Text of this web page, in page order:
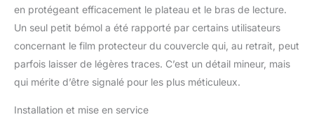
pour les auditeurs
audiophiles et les
passionnés de vinyle.
CONNEXIONS
POLYVALENTES &
LECTURE MP3 : Équipé
AUX et port USB.
en protégeant efficacement le plateau et le bras de lecture.
Un seul petit bémol a été rapporté par certains utilisateurs
concernant le film protecteur du couvercle qui, au retrait, peut
parfois laisser de légères traces. C’est un détail mineur, mais
qui mérite d’être signalé pour les plus méticuleux.
Installation et mise en service